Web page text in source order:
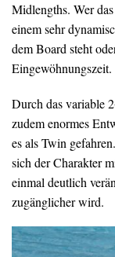
Midlengths. Wer
einem sehr
dem Board steht
Eingewöhnungszeit.
Durch das variable
zudem enormes
es als Twin
sich der Charakter
einmal deutlich
zugänglicher wird.